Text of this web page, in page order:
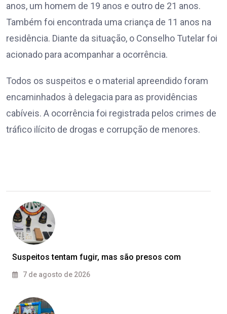
anos, um homem de 19 anos e outro de 21 anos.
Também foi encontrada uma criança de 11 anos na
residência. Diante da situação, o Conselho Tutelar foi
acionado para acompanhar a ocorrência.
Todos os suspeitos e o material apreendido foram
encaminhados à delegacia para as providências
cabíveis. A ocorrência foi registrada pelos crimes de
tráfico ilícito de drogas e corrupção de menores.
Suspeitos tentam fugir, mas são presos com
7 de agosto de 2026